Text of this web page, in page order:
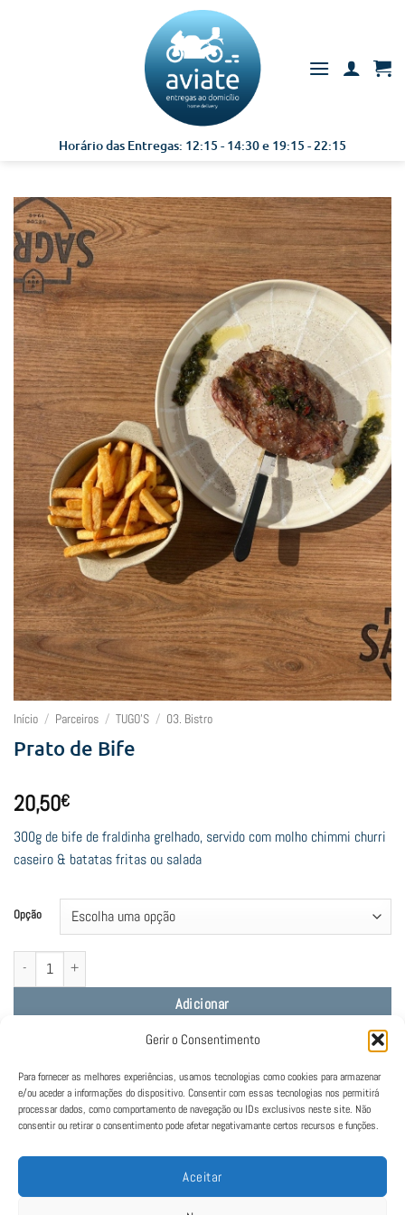
Gerir o Consentimento
Para fornecer as melhores experiências, usamos tecnologias como cookies para armazenar
e/ou aceder a informações do dispositivo. Consentir com essas tecnologias nos permitirá
processar dados, como comportamento de navegação ou IDs exclusivos neste site. Não
consentir ou retirar o consentimento pode afetar negativamante certos recursos e funções.
Aceitar
Horário das Entregas: 12:15 - 14:30 e 19:15 - 22:15
Início / Parceiros / TUGO'S / 03. Bistro
Prato de Bife
20,50€
300g de bife de fraldinha grelhado, servido com molho chimmi churri
caseiro & batatas fritas ou salada
Opção
Quantidade de Prato de Bife
Adicionar